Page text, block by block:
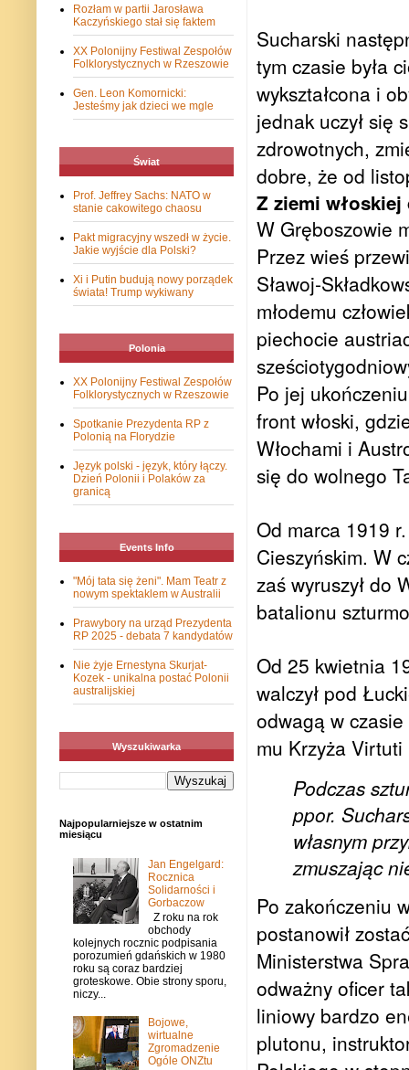
Sucharski
tym czasie była
wykształcona i
jednak uczył się
zdrowotnych,
dobre, że od
Z ziemi
W Gręboszowie
Przez wieś
Sławoj-
młodemu
piechocie
Po jej
front włoski,
Włochami i
się do wolnego
Od marca 1919
Cieszyńskim. W
zaś wyruszył do
batalionu
Od 25 kwietnia
walczył pod
odwagą w
mu Krzyża
Podczas
ppor.
własnym
zmuszając
Po zakończeniu
postanowił
Ministerstwa
odważny oficer
liniowy bardzo
plutonu,
Rozłam w partii Jarosława
Kaczyńskiego stał się faktem
XX Polonijny Festiwal Zespołów
Folklorystycznych w Rzeszowie
Gen. Leon Komornicki:
Jesteśmy jak dzieci we mgle
Świat
Prof. Jeffrey Sachs: NATO w
stanie cakowitego chaosu
Pakt migracyjny wszedł w życie.
Jakie wyjście dla Polski?
Xi i Putin budują nowy porządek
świata! Trump wykiwany
Polonia
XX Polonijny Festiwal Zespołów
Folklorystycznych w Rzeszowie
Spotkanie Prezydenta RP z
Polonią na Florydzie
Język polski - język, który łączy.
Dzień Polonii i Polaków za
granicą
Events Info
"Mój tata się żeni". Mam Teatr z
nowym spektaklem w Australii
Prawybory na urząd Prezydenta
RP 2025 - debata 7 kandydatów
Nie żyje Ernestyna Skurjat-
Kozek - unikalna postać Polonii
australijskiej
Wyszukiwarka
Najpopularniejsze w ostatnim
miesiącu
Jan Engelgard:
Rocznica
Solidarności i
Gorbaczow
Z roku na rok
obchody
kolejnych rocznic podpisania
porozumień gdańskich w 1980
roku są coraz bardziej
groteskowe. Obie strony sporu,
niczy...
Bojowe,
wirtualne
Zgromadzenie
Ogóle ONZtu